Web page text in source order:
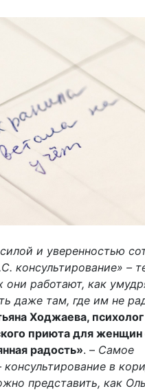
и уверенностью
консультирование» –
они работают, как
даже там, где им не
Ходжаева, психолог
приюта для женщин
радость». – Самое
в
представить, как